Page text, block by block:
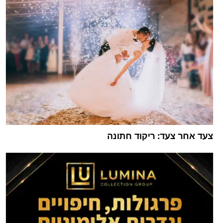
צעד אחר צעד: ריקוד חתונה